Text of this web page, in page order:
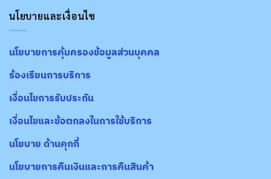
นโยบายและเงื่อนไข
นโยบายการคุ้มครองข้อมูลส่วนบุคคล
ร้องเรียนการบริการ
เงื่อนไขการรับประกัน
เงื่อนไขและข้อตกลงในการใช้บริการ
นโยบาย ด้านคุกกี้
นโยบายการคืนเงินและการคืนสินค้า